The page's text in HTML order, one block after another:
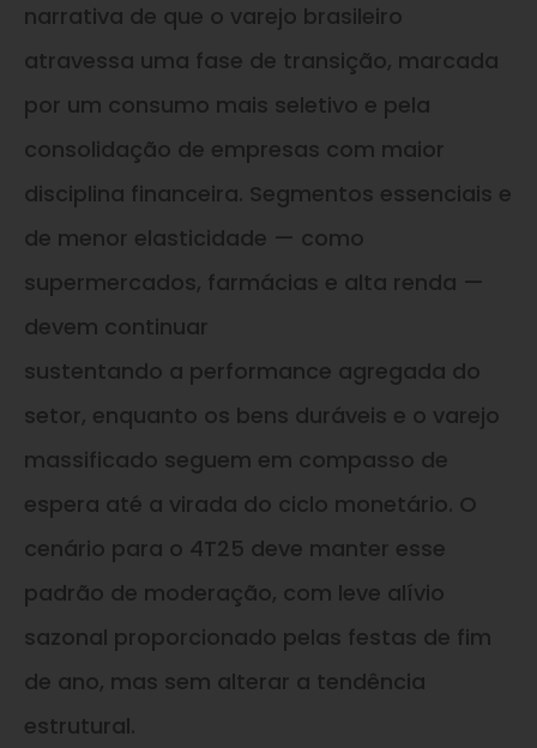
narrativa de que o varejo brasileiro
atravessa uma fase de transição, marcada
por um consumo mais seletivo e pela
consolidação de empresas com maior
disciplina financeira. Segmentos essenciais e
de menor elasticidade — como
supermercados, farmácias e alta renda —
devem continuar
sustentando a performance agregada do
setor, enquanto os bens duráveis e o varejo
massificado seguem em compasso de
espera até a virada do ciclo monetário. O
cenário para o 4T25 deve manter esse
padrão de moderação, com leve alívio
sazonal proporcionado pelas festas de fim
de ano, mas sem alterar a tendência
estrutural.